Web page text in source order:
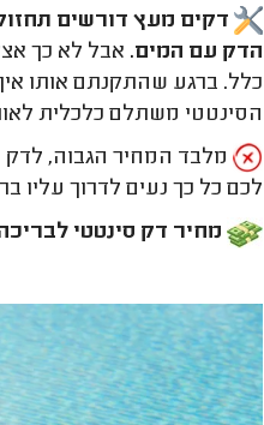
דקים מעץ דורשים
הדק עם המים. אבל לא כך
כלל. ברגע שהתקנתם אותו
הסינטטי משתלם כלכלית
מלבד המחיר הגבוה, לדק
לכם כל כך נעים לדרוך עליו
מחיר דק סינטטי לבריכה נע בין 700-800 ₪